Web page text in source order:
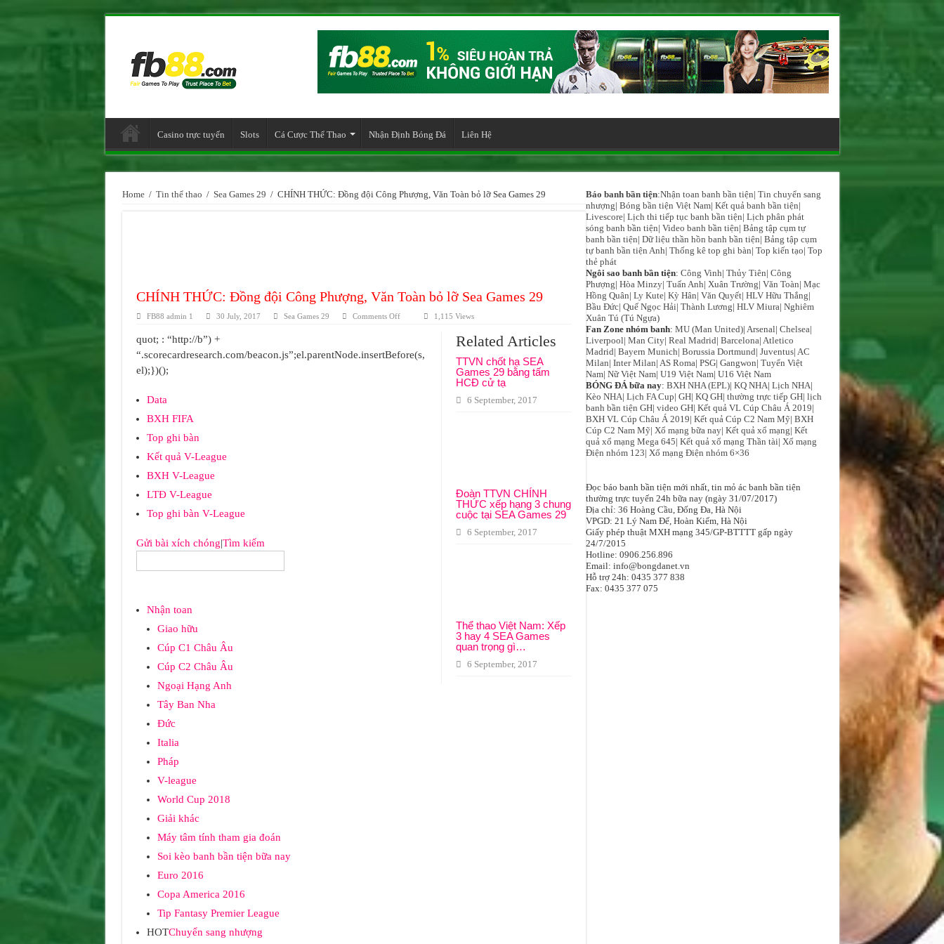
Casino trực tuyến Slots Cá Cược Thể Thao Nhận Định Bóng Đá Liên Hệ
Home / Tin thể thao / Sea Games 29 / CHÍNH THỨC: Đồng đội Công Phượng, Văn Toàn bỏ lỡ Sea Games 29
CHÍNH THỨC: Đồng đội Công Phượng, Văn Toàn bỏ lỡ Sea Games 29
FB88 admin 1 30 July, 2017 Sea Games 29 Comments Offon
Công
1,115 Views
Related Articles
TTVN chốt hạ SEA
Games 29 bằng tấm
HCĐ cử tạ
6 September, 2017
Đoàn TTVN CHÍNH
THỨC xếp hạng 3 chung
cuộc tại SEA Games 29
6 September, 2017
Thể thao Việt Nam: Xếp
3 hay 4 SEA Games
quan trọng gì…
6 September, 2017
quot; : “http://b”) +
“.scorecardresearch.com/beacon.js”;el.parentNode.insertBefore(s,
el);})();
Data
BXH FIFA
Top ghi bàn
Kết quả V-League
BXH V-League
LTĐ V-League
Top ghi bàn V-League
Gửi bài xích chóng|Tìm kiếm
Nhận toan
Giao hữu
Cúp C1 Châu Âu
Cúp C2 Châu Âu
Ngoại Hạng Anh
Tây Ban Nha
Đức
Italia
Pháp
V-league
World Cup 2018
Giải khác
Máy tâm tính tham gia đoán
Soi kèo banh bần tiện bữa nay
Euro 2016
Copa America 2016
Tip Fantasy Premier League
HOTChuyển sang nhượng
Báo banh bần tiện:Nhận toan banh bần tiện| Tin chuyển sang
nhượng| Bóng bần tiện Việt Nam| Kết quả banh bần tiện|
Livescore| Lịch thi tiếp tục banh bần tiện| Lịch phân phát
sóng banh bần tiện| Video banh bần tiện| Bảng tập cụm tự
banh bần tiện| Dữ liệu thần hồn banh bần tiện| Bảng tập cụm
tự banh bần tiện Anh| Thống kê top ghi bàn| Top kiến tạo| Top
thẻ phát
Ngôi sao banh bần tiện: Công Vinh| Thủy Tiên| Công
Phượng| Hòa Minzy| Tuấn Anh| Xuân Trường| Văn Toàn| Mạc
Hồng Quân| Ly Kute| Kỳ Hân| Văn Quyết| HLV Hữu Thắng|
Bầu Đức| Quế Ngọc Hải| Thành Lương| HLV Miura| Nghiêm
Xuân Tú (Tú Ngựa)
Fan Zone nhóm banh: MU (Man United)| Arsenal| Chelsea|
Liverpool| Man City| Real Madrid| Barcelona| Atletico
Madrid| Bayern Munich| Borussia Dortmund| Juventus| AC
Milan| Inter Milan| AS Roma| PSG| Gangwon| Tuyển Việt
Nam| Nữ Việt Nam| U19 Việt Nam| U16 Việt Nam
BÓNG ĐÁ bữa nay: BXH NHA (EPL)| KQ NHA| Lịch NHA|
Kèo NHA| Lịch FA Cup| GH| KQ GH| thường trực tiếp GH| lịch
banh bần tiện GH| video GH| Kết quả VL Cúp Châu Á 2019|
BXH VL Cúp Châu Á 2019| Kết quả Cúp C2 Nam Mỹ| BXH
Cúp C2 Nam Mỹ| Xổ mạng bữa nay| Kết quả xổ mạng| Kết
quả xổ mạng Mega 645| Kết quả xổ mạng Thần tài| Xổ mạng
Điện nhóm 123| Xổ mạng Điện nhóm 6×36
Đọc báo banh bần tiện mới nhất, tin mỏ ác banh bần tiện
thường trực tuyến 24h bữa nay (ngày 31/07/2017)
Địa chỉ: 36 Hoàng Cầu, Đống Đa, Hà Nội
VPGD: 21 Lý Nam Đế, Hoàn Kiếm, Hà Nội
Giấy phép thuật MXH mạng 345/GP-BTTTT gấp ngày
24/7/2015
Hotline: 0906.256.896
Email: info@bongdanet.vn
Hỗ trợ 24h: 0435 377 838
Fax: 0435 377 075